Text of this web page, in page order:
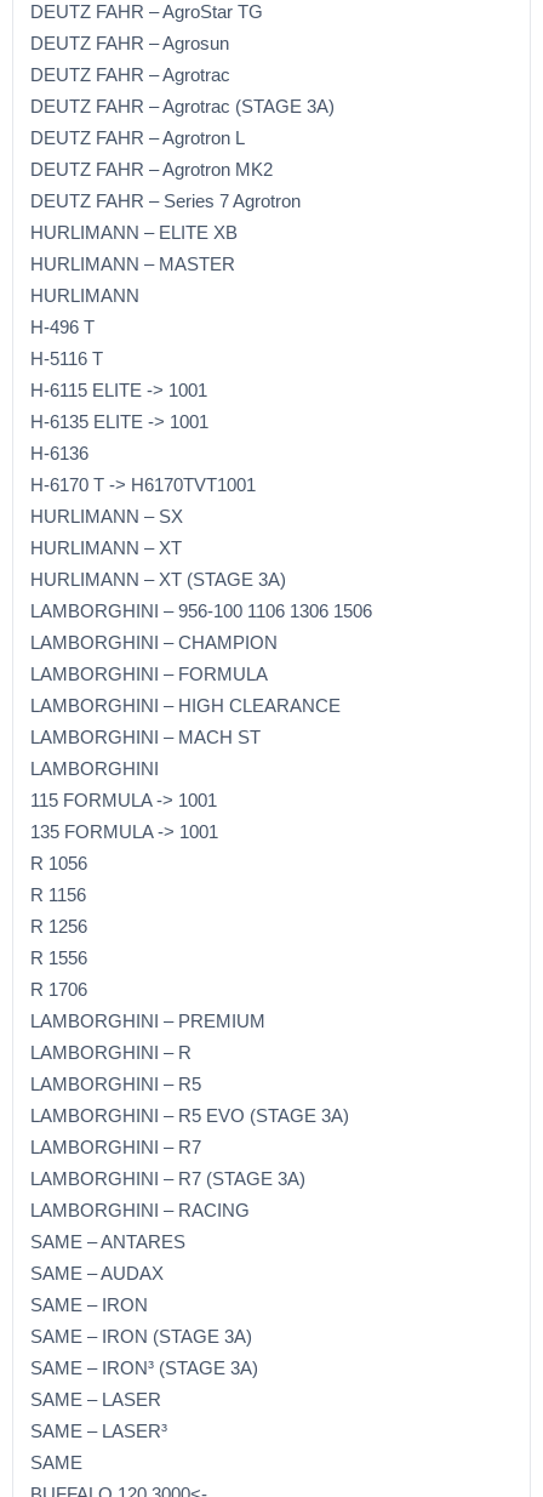
DEUTZ FAHR – AgroStar TG
DEUTZ FAHR – Agrosun
DEUTZ FAHR – Agrotrac
DEUTZ FAHR – Agrotrac (STAGE 3A)
DEUTZ FAHR – Agrotron L
DEUTZ FAHR – Agrotron MK2
DEUTZ FAHR – Series 7 Agrotron
HURLIMANN – ELITE XB
HURLIMANN – MASTER
HURLIMANN
H-496 T
H-5116 T
H-6115 ELITE -> 1001
H-6135 ELITE -> 1001
H-6136
H-6170 T -> H6170TVT1001
HURLIMANN – SX
HURLIMANN – XT
HURLIMANN – XT (STAGE 3A)
LAMBORGHINI – 956-100 1106 1306 1506
LAMBORGHINI – CHAMPION
LAMBORGHINI – FORMULA
LAMBORGHINI – HIGH CLEARANCE
LAMBORGHINI – MACH ST
LAMBORGHINI
115 FORMULA -> 1001
135 FORMULA -> 1001
R 1056
R 1156
R 1256
R 1556
R 1706
LAMBORGHINI – PREMIUM
LAMBORGHINI – R
LAMBORGHINI – R5
LAMBORGHINI – R5 EVO (STAGE 3A)
LAMBORGHINI – R7
LAMBORGHINI – R7 (STAGE 3A)
LAMBORGHINI – RACING
SAME – ANTARES
SAME – AUDAX
SAME – IRON
SAME – IRON (STAGE 3A)
SAME – IRON³ (STAGE 3A)
SAME – LASER
SAME – LASER³
SAME